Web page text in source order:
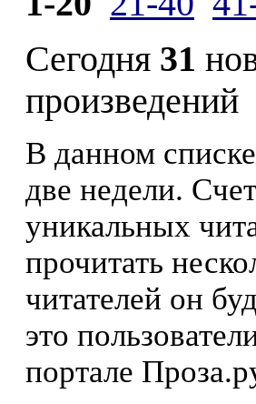
Сегодня 31
произведений
В данном
две недели.
уникальных
прочитать
читателей он
это
портале